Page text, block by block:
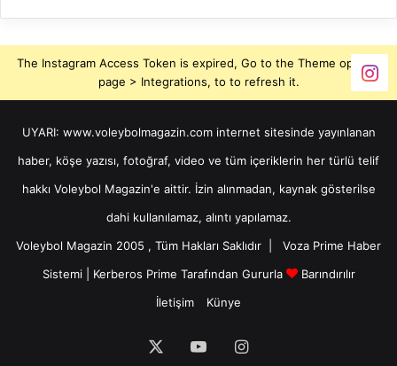
The Instagram Access Token is expired, Go to the Theme options
page > Integrations, to to refresh it.
UYARI: www.voleybolmagazin.com internet sitesinde yayınlanan
haber, köşe yazısı, fotoğraf, video ve tüm içeriklerin her türlü telif
hakkı Voleybol Magazin'e aittir. İzin alınmadan, kaynak gösterilse
dahi kullanılamaz, alıntı yapılamaz.
Voleybol Magazin 2005 , Tüm Hakları Saklıdır | Voza Prime Haber
Sistemi| Kerberos Prime Tarafından Gururla
Barındırılır
İletişim
Künye
YouTubeInstagram